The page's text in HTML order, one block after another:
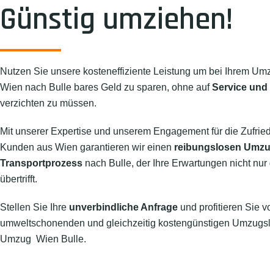
Günstig umziehen!
Nutzen Sie unsere kosteneffiziente Leistung um bei Ihrem
Wien nach Bulle bares Geld zu sparen, ohne aufService und
verzichten zu müssen.
Mit unserer Expertise und unserem Engagement für die
Kunden aus Wien garantieren wir einen reibungslosen
Transportprozess nach Bulle, der Ihre Erwartungen nicht nur
übertrifft.
Stellen Sie Ihre unverbindliche Anfrage und profitieren Sie
umweltschonenden und gleichzeitig kostengünstigen
Umzug Wien Bulle.